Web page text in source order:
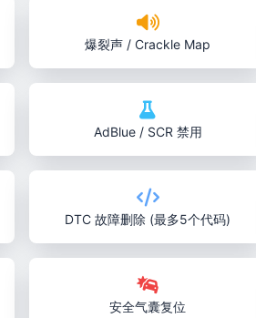
爆裂声 / Crackle Map
AdBlue / SCR 禁用
DTC 故障删除 (最多5个代码)
安全气囊复位